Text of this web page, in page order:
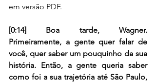
em versão PDF.
[0:14] Boa tarde, Wagner.
Primeiramente, a gente quer falar de
você, quer saber um pouquinho da sua
história. Então, a gente queria saber
como foi a sua trajetória até São Paulo,